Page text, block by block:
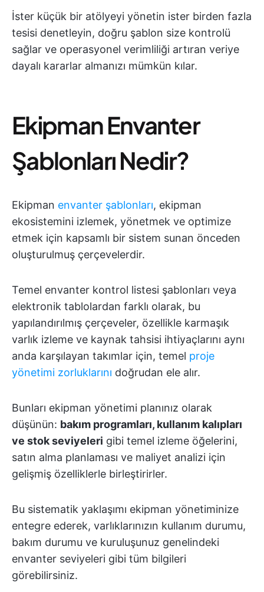
İster küçük bir atölyeyi yönetin ister birden fazla
tesisi denetleyin, doğru şablon size kontrolü
sağlar ve operasyonel verimliliği artıran veriye
dayalı kararlar almanızı mümkün kılar.
Ekipman Envanter
Şablonları Nedir?
Ekipman envanter şablonları, ekipman
ekosistemini izlemek, yönetmek ve optimize
etmek için kapsamlı bir sistem sunan önceden
oluşturulmuş çerçevelerdir.
Temel envanter kontrol listesi şablonları veya
elektronik tablolardan farklı olarak, bu
yapılandırılmış çerçeveler, özellikle karmaşık
varlık izleme ve kaynak tahsisi ihtiyaçlarını aynı
anda karşılayan takımlar için, temel proje
yönetimi zorluklarını doğrudan ele alır.
Bunları ekipman yönetimi planınız olarak
düşünün: bakım programları, kullanım kalıpları
ve stok seviyeleri gibi temel izleme öğelerini,
satın alma planlaması ve maliyet analizi için
gelişmiş özelliklerle birleştirirler.
Bu sistematik yaklaşımı ekipman yönetiminize
entegre ederek, varlıklarınızın kullanım durumu,
bakım durumu ve kuruluşunuz genelindeki
envanter seviyeleri gibi tüm bilgileri
görebilirsiniz.